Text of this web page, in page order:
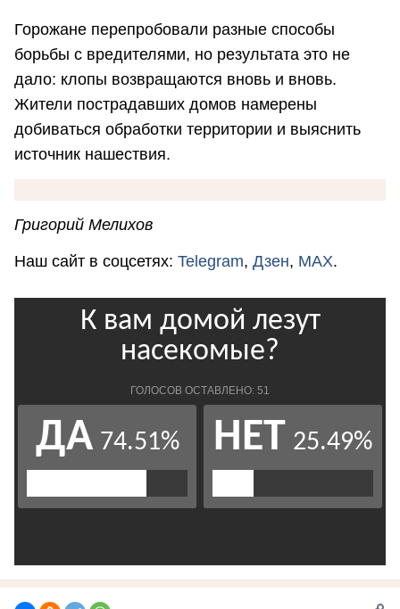
Горожане перепробовали разные способы
борьбы с вредителями, но результата это не
дало: клопы возвращаются вновь и вновь.
Жители пострадавших домов намерены
добиваться обработки территории и выяснить
источник нашествия.
Григорий Мелихов
Наш сайт в соцсетях: Telegram, Дзен, MAX.